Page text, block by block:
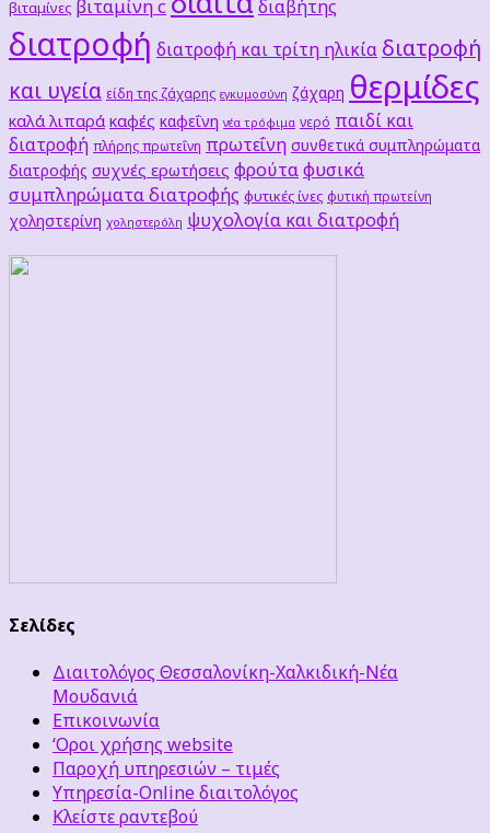
βιταμίνες βιταμίνη c διαβήτης
διατροφή διατροφή και τρίτη ηλικία διατροφή
και υγεία είδη της ζάχαρης εγκυμοσύνη ζάχαρη θερμίδες
καλά λιπαρά καφές καφεΐνη νέα τρόφιμα νερό παιδί και
διατροφή πλήρης πρωτεΐνη πρωτεΐνη συνθετικά συμπληρώματα
διατροφής συχνές ερωτήσεις φρούταφυσικά
συμπληρώματα διατροφής φυτικές ίνες φυτική πρωτείνη
χοληστερίνη χοληστερόλη ψυχολογία και διατροφή
Σελίδες
Διαιτολόγος Θεσσαλονίκη-Χαλκιδική-Νέα
Μουδανιά
Επικοινωνία
‘Οροι χρήσης website
Παροχή υπηρεσιών – τιμές
Υπηρεσία-Online διαιτολόγος
Κλείστε ραντεβού